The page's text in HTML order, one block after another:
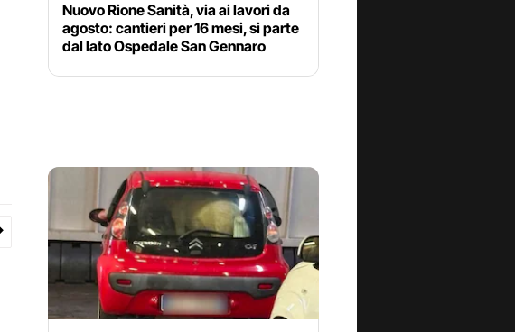
Nuovo Rione Sanità, via ai lavori da
agosto: cantieri per 16 mesi, si parte
dal lato Ospedale San Gennaro